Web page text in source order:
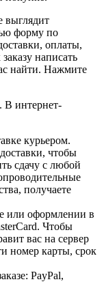
выглядит
форму по
оплаты,
написать
найти. Нажмите
В интернет-
курьером.
чтобы
сдачу с любой
получаете
или оформлении в
Чтобы
вас на сервер
номер карты, срок
PayPal,